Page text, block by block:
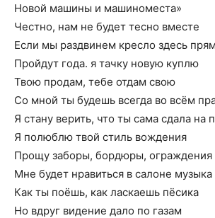
Новой машины и машиноместа»
Честно, нам не будет тесно вместе
Если мы раздвинем кресло здесь прям
Пройдут года. я тачку новую куплю
Твою продам, тебе отдам свою
Со мной ты будешь всегда во всём
Я стану верить, что ты сама сдала на
Я полюблю твой стиль вождения
Прощу заборы, бордюры, ограждения
Мне будет нравиться в салоне музыка
Как ты поёшь, как ласкаешь пёсика
Но вдруг видение дало по газам